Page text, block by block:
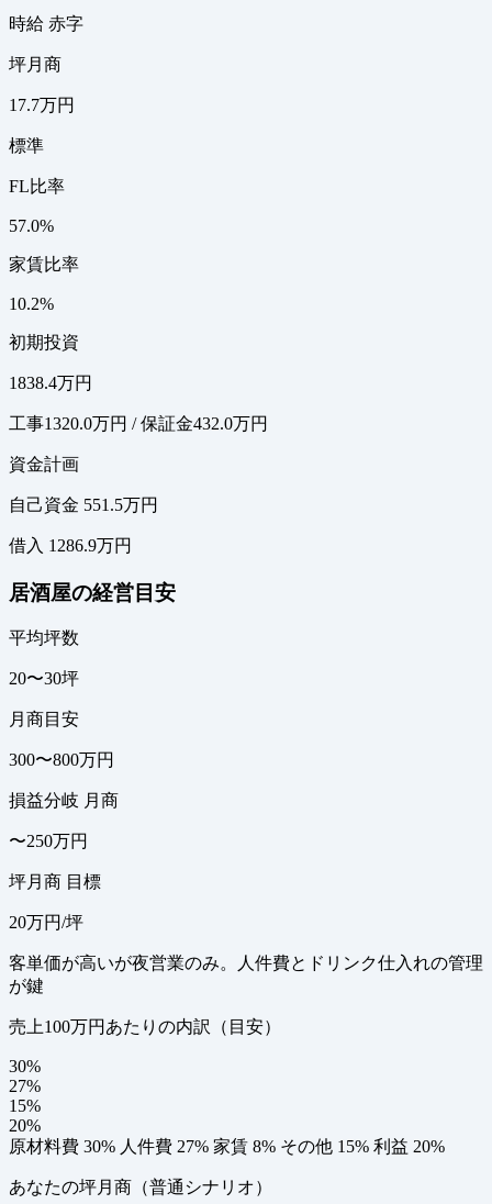
時給 赤字
坪月商
17.7万円
標準
FL比率
57.0%
家賃比率
10.2%
初期投資
1838.4万円
工事1320.0万円 / 保証金432.0万円
資金計画
自己資金 551.5万円
借入 1286.9万円
居酒屋の経営目安
平均坪数
20〜30坪
月商目安
300〜800万円
損益分岐 月商
〜250万円
坪月商 目標
20万円/坪
客単価が高いが夜営業のみ。人件費とドリンク仕入れの管理
が鍵
売上100万円あたりの内訳（目安）
30%
27%
15%
20%
原材料費 30% 人件費 27% 家賃 8% その他 15% 利益 20%
あなたの坪月商（普通シナリオ）